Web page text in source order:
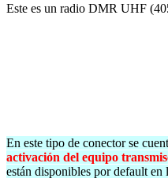
Este es un radio DMR UHF
En este tipo de conector se
activación del equipo
están disponibles por default en